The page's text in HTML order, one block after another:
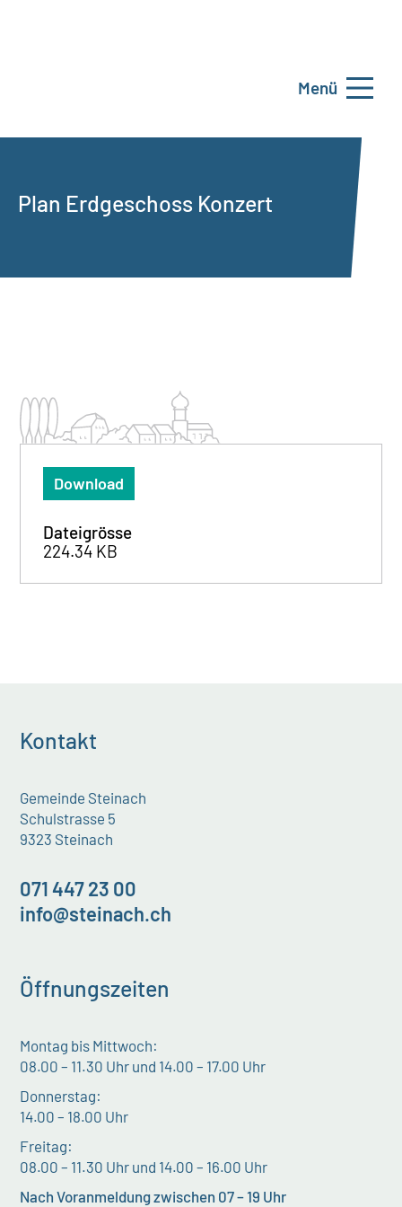
Menü
Plan Erdgeschoss Konzert
Download
Dateigrösse
224.34 KB
Kontakt
Gemeinde Steinach
Schulstrasse 5
9323 Steinach
071 447 23 00
info@steinach.ch
Öffnungszeiten
Montag bis Mittwoch:
08.00 – 11.30 Uhr und 14.00 – 17.00 Uhr
Donnerstag:
14.00 – 18.00 Uhr
Freitag:
08.00 – 11.30 Uhr und 14.00 – 16.00 Uhr
Nach Voranmeldung zwischen 07 – 19 Uhr